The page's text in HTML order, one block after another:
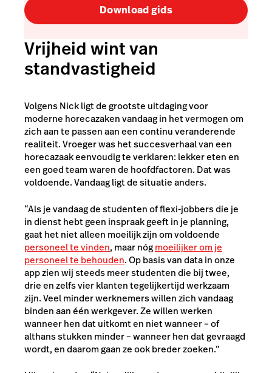
Download gids
Vrijheid wint van
standvastigheid
Volgens Nick ligt de grootste uitdaging voor
moderne horecazaken vandaag in het vermogen om
zich aan te passen aan een continu veranderende
realiteit. Vroeger was het succesverhaal van een
horecazaak eenvoudig te verklaren: lekker eten en
een goed team waren de hoofdfactoren. Dat was
voldoende. Vandaag ligt de situatie anders.
“Als je vandaag de studenten of flexi-jobbers die je
in dienst hebt geen inspraak geeft in je planning,
gaat het niet alleen moeilijk zijn om voldoende
personeel te vinden, maar nógmoeilijker om je
personeel te behouden. Op basis van data in onze
app zien wij steeds meer studenten die bij twee,
drie en zelfs vier klanten tegelijkertijd werkzaam
zijn. Veel minder werknemers willen zich vandaag
binden aan één werkgever. Ze willen werken
wanneer hen dat uitkomt en niet wanneer – of
althans stukken minder – wanneer hen dat gevraagd
wordt, en daarom gaan ze ook breder zoeken.”